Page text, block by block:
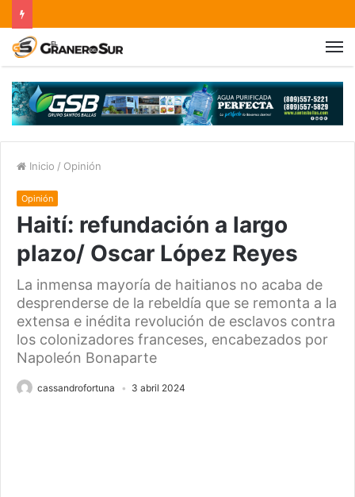
Inicio / Opinión
Opinión
Haití: refundación a largo
plazo/ Oscar López Reyes
La inmensa mayoría de haitianos no acaba de
desprenderse de la rebeldía que se remonta a la
extensa e inédita revolución de esclavos contra
los colonizadores franceses, encabezados por
Napoleón Bonaparte
cassandrofortuna 3 abril 2024